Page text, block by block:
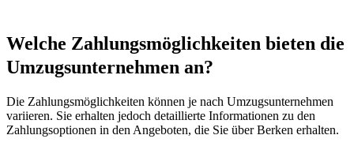
Welche Zahlungsmöglichkeiten bieten die
Umzugsunternehmen an?
Die Zahlungsmöglichkeiten können je nach Umzugsunternehmen
variieren. Sie erhalten jedoch detaillierte Informationen zu den
Zahlungsoptionen in den Angeboten, die Sie über Berken erhalten.